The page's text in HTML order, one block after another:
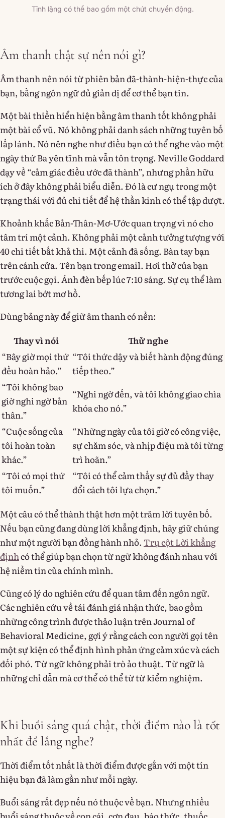
Tĩnh lặng có thể bao gồm một chút chuyển động.
Âm thanh thật sự nên nói gì?
Âm thanh nên nói từ phiên bản đã-thành-hiện-thực của
bạn, bằng ngôn ngữ đủ giản dị để cơ thể bạn tin.
Một bài thiền hiển hiện bằng âm thanh tốt không phải
một bài cổ vũ. Nó không phải danh sách những tuyên bố
lấp lánh. Nó nên nghe như điều bạn có thể nghe vào một
ngày thứ Ba yên tĩnh mà vẫn tôn trọng. Neville Goddard
dạy về “cảm giác điều ước đã thành”, nhưng phần hữu
ích ở đây không phải biểu diễn. Đó là cư ngụ trong một
trạng thái với đủ chi tiết để hệ thần kinh có thể tập dượt.
Khoảnh khắc Bản-Thân-Mơ-Ước quan trọng vì nó cho
tâm trí một cảnh. Không phải một cảnh tưởng tượng với
40 chi tiết bất khả thi. Một cảnh đã sống. Bàn tay bạn
trên cánh cửa. Tên bạn trong email. Hơi thở của bạn
trước cuộc gọi. Ánh đèn bếp lúc 7:10 sáng. Sự cụ thể làm
tương lai bớt mơ hồ.
Dùng bảng này để giữ âm thanh có nền:
Thay vì nói
Thử nghe
“Bây giờ mọi thứ
đều hoàn hảo.”
“Tôi thức dậy và biết hành động đúng
tiếp theo.”
“Tôi không bao
giờ nghi ngờ bản
thân.”
“Nghi ngờ đến, và tôi không giao chìa
khóa cho nó.”
“Cuộc sống của
tôi hoàn toàn
khác.”
“Những ngày của tôi giờ có công việc,
sự chăm sóc, và nhịp điệu mà tôi từng
trì hoãn.”
“Tôi có mọi thứ
tôi muốn.”
“Tôi có thể cảm thấy sự đủ đầy thay
đổi cách tôi lựa chọn.”
Một câu có thể thành thật hơn một trăm lời tuyên bố.
Nếu bạn cũng đang dùng lời khẳng định, hãy giữ chúng
như một người bạn đồng hành nhỏ. Trụ cột Lời khẳng
địnhcó thể giúp bạn chọn từ ngữ không đánh nhau với
hệ niềm tin của chính mình.
Cũng có lý do nghiên cứu để quan tâm đến ngôn ngữ.
Các nghiên cứu về tái đánh giá nhận thức, bao gồm
những công trình được thảo luận trên Journal of
Behavioral Medicine, gợi ý rằng cách con người gọi tên
một sự kiện có thể định hình phản ứng cảm xúc và cách
đối phó. Từ ngữ không phải trò ảo thuật. Từ ngữ là
những chỉ dẫn mà cơ thể có thể từ từ kiểm nghiệm.
Khi buổi sáng quá chật, thời điểm nào là tốt
nhất để lắng nghe?
Thời điểm tốt nhất là thời điểm được gắn với một tín
hiệu bạn đã làm gần như mỗi ngày.
Buổi sáng rất đẹp nếu nó thuộc về bạn. Nhưng nhiều